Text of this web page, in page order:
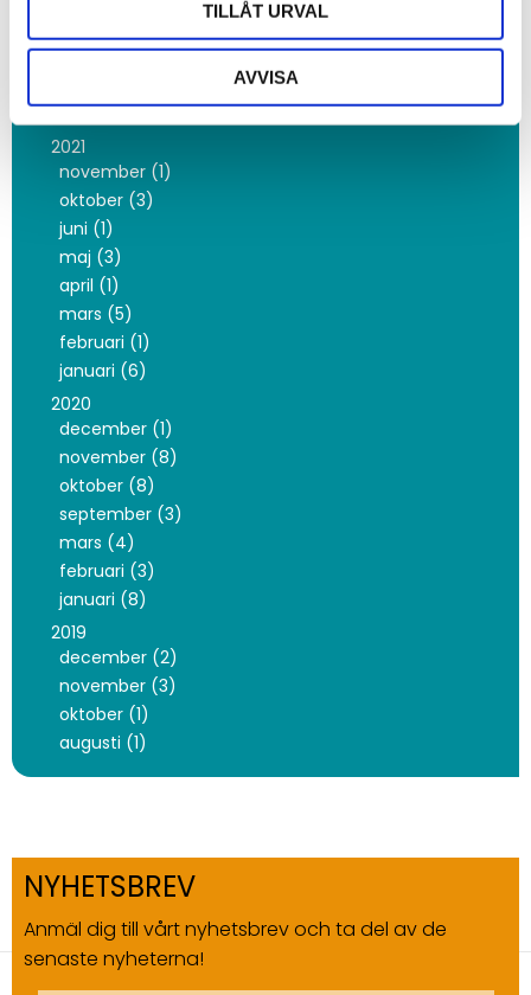
TILLÅT URVAL
AVVISA
maj (1)
januari (4)
2021
november (1)
oktober (3)
juni (1)
maj (3)
april (1)
mars (5)
februari (1)
januari (6)
2020
december (1)
november (8)
oktober (8)
september (3)
mars (4)
februari (3)
januari (8)
2019
december (2)
november (3)
oktober (1)
augusti (1)
NYHETSBREV
Anmäl dig till vårt nyhetsbrev och ta del av de
senaste nyheterna!